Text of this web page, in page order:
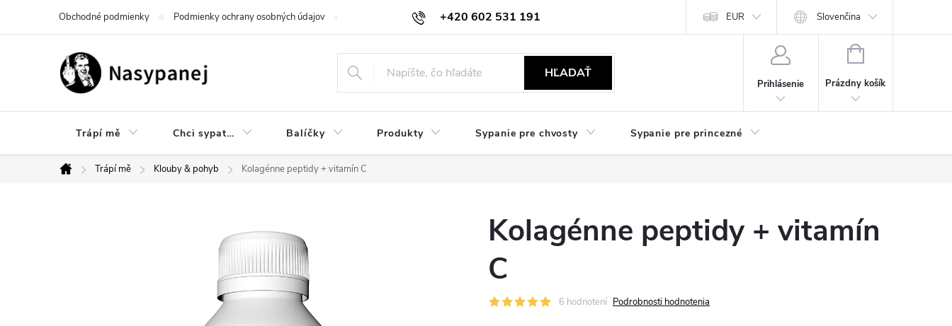
+420 602 531 191
Obchodné podmienky Podmienky ochrany osobných údajov Reklamácie a vrátenie Obchodné oznámenie Kariéra EUR Slovenčina
HĽADAŤ
Prihlásenie
NÁKUPNÝ
Prázdny košík
Trápí mě Chci sypat… Balíčky Produkty Sypanie pre chvosty Sypanie pre princezné
Domov
Trápí mě Klouby & pohyb Kolagénne peptidy + vitamín C
Kolagénne peptidy + vitamín
C
6 hodnotení Podrobnosti hodnotenia